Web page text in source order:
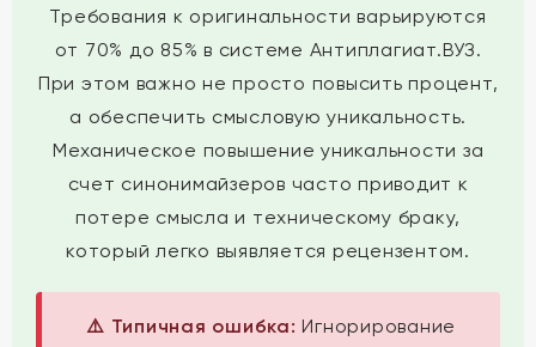
Требования к оригинальности варьируются
от 70% до 85% в системе Антиплагиат.ВУЗ.
При этом важно не просто повысить процент,
а обеспечить смысловую уникальность.
Механическое повышение уникальности за
счет синонимайзеров часто приводит к
потере смысла и техническому браку,
который легко выявляется рецензентом.
⚠️ Типичная ошибка: Игнорирование